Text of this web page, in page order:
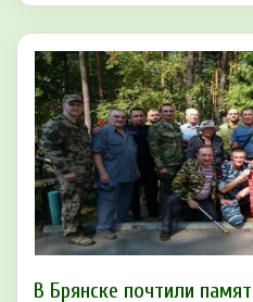
В Брянске почтили